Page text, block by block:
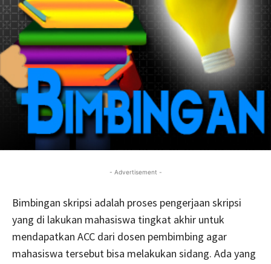
- Advertisement -
Bimbingan skripsi adalah proses pengerjaan skripsi
yang di lakukan mahasiswa tingkat akhir untuk
mendapatkan ACC dari dosen pembimbing agar
mahasiswa tersebut bisa melakukan sidang. Ada yang